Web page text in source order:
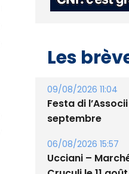
Les
09/08/2026 11:04
Festa di
septembre
06/08/2026 15:57
Ucciani –